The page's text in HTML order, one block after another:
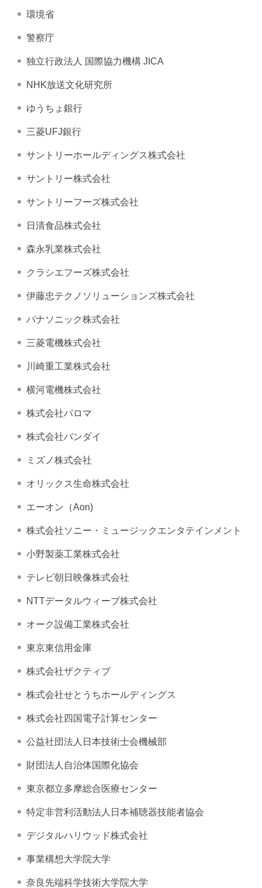
環境省
警察庁
独立行政法人 国際協力機構 JICA
NHK放送文化研究所
ゆうちょ銀行
三菱UFJ銀行
サントリーホールディングス株式会社
サントリー株式会社
サントリーフーズ株式会社
日清食品株式会社
森永乳業株式会社
クラシエフーズ株式会社
伊藤忠テクノソリューションズ株式会社
パナソニック株式会社
三菱電機株式会社
川崎重工業株式会社
横河電機株式会社
株式会社パロマ
株式会社バンダイ
ミズノ株式会社
オリックス生命株式会社
エーオン（Aon)
株式会社ソニー・ミュージックエンタテインメント
小野製薬工業株式会社
テレビ朝日映像株式会社
NTTデータルウィーブ株式会社
オーク設備工業株式会社
東京東信用金庫
株式会社ザクティブ
株式会社せとうちホールディングス
株式会社四国電子計算センター
公益社団法人日本技術士会機械部
財団法人自治体国際化協会
東京都立多摩総合医療センター
特定非営利活動法人日本補聴器技能者協会
デジタルハリウッド株式会社
事業構想大学院大学
奈良先端科学技術大学院大学